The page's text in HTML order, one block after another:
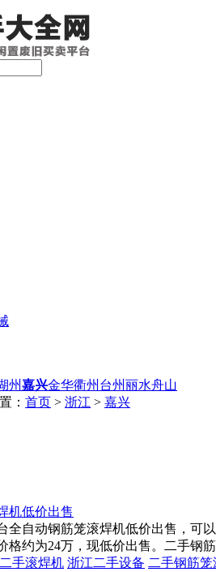
州嘉兴金华衢州 台州丽水舟山
： 首页 > 浙江 > 嘉兴
机低价出售
全自动钢筋笼滚焊机低价出售，可
格约为24万，现低价出售。二手钢
二手滚焊机 浙江二手设备 二手钢筋